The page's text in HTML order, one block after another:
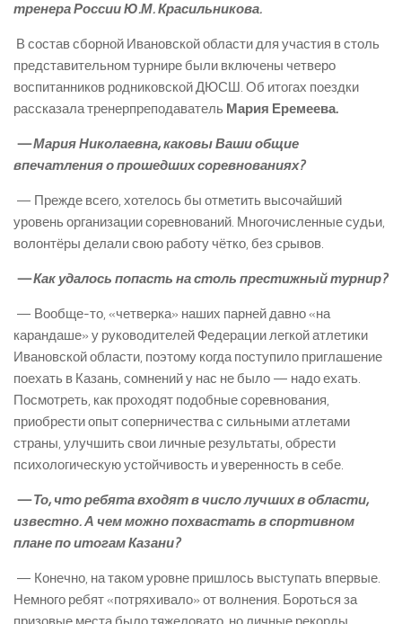
тренера России Ю.М. Красильникова.
В состав сборной Ивановской области для участия в столь
представительном турнире были включены четверо
воспитанников родниковской ДЮСШ. Об итогах поездки
рассказала тренер­преподаватель Мария Еремеева.
— Мария Николаевна, каковы Ваши общие
впечатления о прошедших соревнованиях?
— Прежде всего, хотелось бы отметить высочайший
уровень организации соревнований. Многочисленные судьи,
волонтёры делали свою работу чётко, без срывов.
— Как удалось попасть на столь престижный турнир?
— Вообще-­то, «четверка» наших парней давно «на
карандаше» у руководителей Федерации легкой атлетики
Ивановской области, поэтому когда поступило приглашение
поехать в Казань, сомнений у нас не было — надо ехать.
Посмотреть, как проходят подобные соревнования,
приобрести опыт соперничества с сильными атлетами
страны, улучшить свои личные результаты, обрести
психологическую устойчивость и уверенность в себе.
— То, что ребята входят в число лучших в области,
известно. А чем можно похвастать в спортивном
плане по итогам Казани?
— Конечно, на таком уровне пришлось выступать впервые.
Немного ребят «потряхивало» от волнения. Бороться за